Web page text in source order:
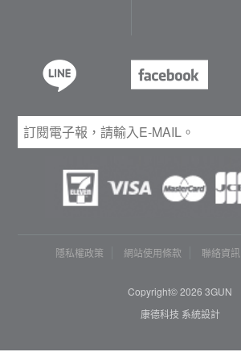
隱私權政策 網站使用條款 聯絡資訊
Copyright© 2026 3GUN
康德科技 系統設計